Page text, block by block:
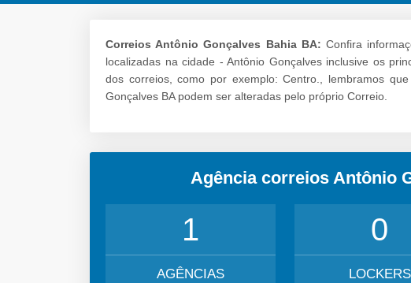
Correios Antônio Gonçalves Bahia BA: Confira
localizadas na cidade - Antônio Gonçalves inclusive os
dos correios, como por exemplo: Centro., lembramos
Gonçalves BA podem ser alteradas pelo próprio Correio.
Agência correios Antônio
1
AGÊNCIAS
0
LOCKERS